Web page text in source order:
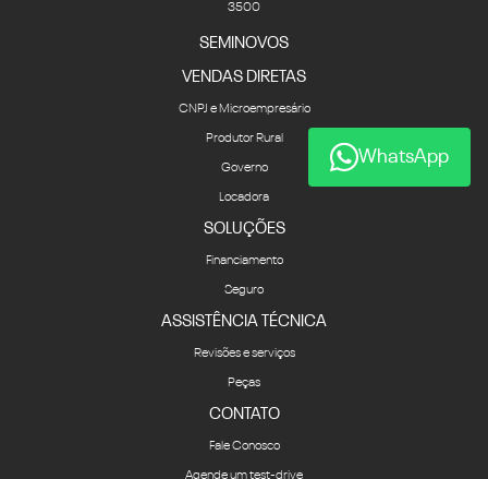
3500
SEMINOVOS
VENDAS DIRETAS
CNPJ e Microempresário
Produtor Rural
Governo
Locadora
SOLUÇÕES
Financiamento
Seguro
ASSISTÊNCIA TÉCNICA
Revisões e serviços
Peças
CONTATO
Fale Conosco
Agende um test-drive
WhatsApp